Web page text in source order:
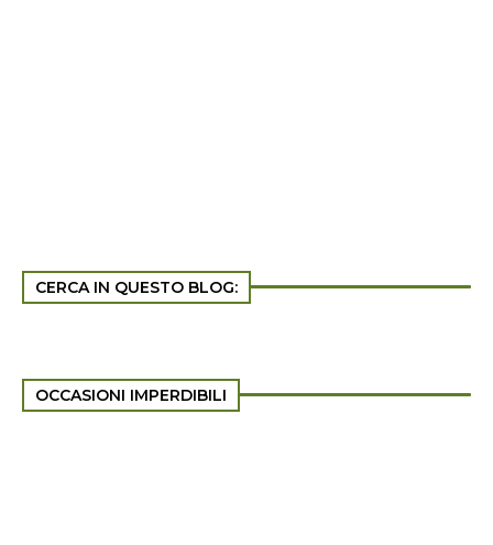
CERCA IN QUESTO BLOG:
OCCASIONI IMPERDIBILI